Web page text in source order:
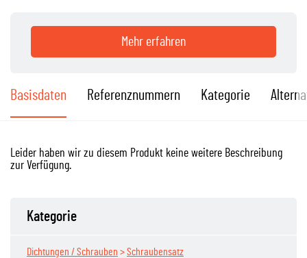
Mehr erfahren
Basisdaten Referenznummern Kategorie
Leider haben wir zu diesem Produkt keine weitere Beschreibung
zur Verfügung.
Kategorie
Dichtungen / Schrauben >Schraubensatz